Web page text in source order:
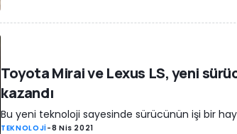
Toyota Mirai ve Lexus LS, yeni
kazandı
Bu yeni teknoloji sayesinde sürücünün işi bir
TEKNOLOJİ-8 Nis 2021